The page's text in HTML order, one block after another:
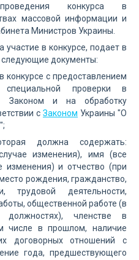
конкурса в
массовой информации и
Министров Украины.
в конкурсе, подает в
следующие документы:
конкурсе с предоставлением
проверки в
Законом и на обработку
с Законом Украины "О
должна содержать:
изменения), имя (все
и отчество (при
рождения, гражданство,
трудовой деятельности,
общественной работе (в
членстве в
числе в прошлом, наличие
договорных отношений с
года, предшествующего